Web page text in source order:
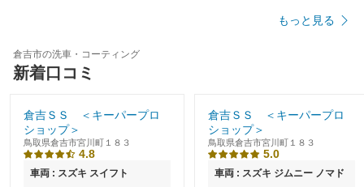
もっと見る
倉吉市の洗車・コーティング
新着口コミ
倉吉ＳＳ ＜キーパープロ
ショップ＞
鳥取県倉吉市宮川町１８３
4.8
車両 : スズキ スイフト
倉吉ＳＳ ＜キーパープロ
ショップ＞
鳥取県倉吉市宮川町１８３
5.0
車両 : スズキ ジムニー ノマド